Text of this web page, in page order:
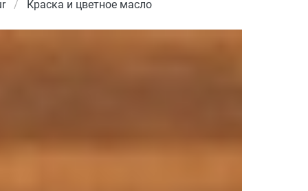
Краска и цветное масло